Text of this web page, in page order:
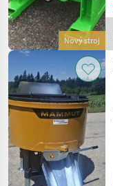
Nový stroj